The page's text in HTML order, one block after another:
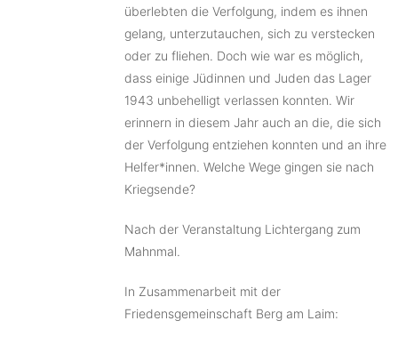
überlebten die Verfolgung, indem es ihnen
gelang, unterzutauchen, sich zu verstecken
oder zu fliehen. Doch wie war es möglich,
dass einige Jüdinnen und Juden das Lager
1943 unbehelligt verlassen konnten. Wir
erinnern in diesem Jahr auch an die, die sich
der Verfolgung entziehen konnten und an ihre
Helfer*innen. Welche Wege gingen sie nach
Kriegsende?
Nach der Veranstaltung Lichtergang zum
Mahnmal.
In Zusammenarbeit mit der
Friedensgemeinschaft Berg am Laim: